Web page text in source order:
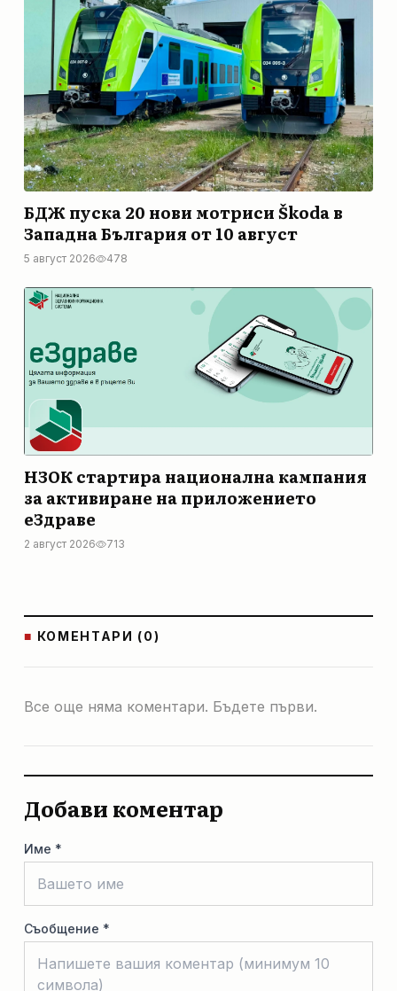
БДЖ пуска 20 нови мотриси Škoda в
Западна България от 10 август
5 август 2026 478
НЗОК стартира национална кампания
за активиране на приложението
еЗдраве
2 август 2026 713
■ КОМЕНТАРИ (0)
Все още няма коментари. Бъдете първи.
Добави коментар
Име *
Съобщение *